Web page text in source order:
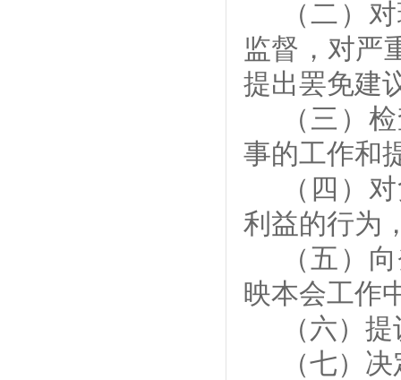
（二）
监督，对严
提出罢免建
（三）
事的工作和
（四）
利益的行为
（五）
映本会工作
（六） 提
（七）